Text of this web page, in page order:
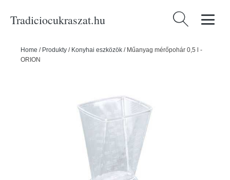
Tradiciocukraszat.hu Keresés:
Home / Produkty / Konyhai eszközök / Műanyag mérőpohár 0,5 l -
ORION